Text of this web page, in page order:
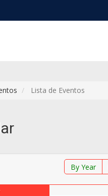
Lista de Eventos
By Year